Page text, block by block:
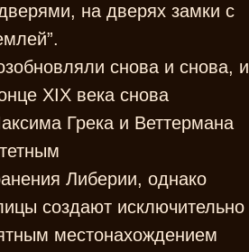
на дверях замки с
снова и снова, и
XIX века снова
Грека и Веттермана
Либерии, однако
создают исключительно
местонахождением